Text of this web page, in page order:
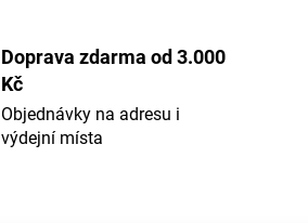
Doprava zdarma od 3.000
Kč
Objednávky na adresu i
výdejní místa